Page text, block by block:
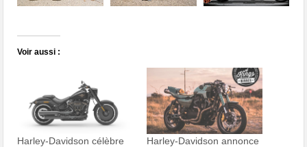
Voir aussi :
Harley-Davidson célèbre
Harley-Davidson annonce